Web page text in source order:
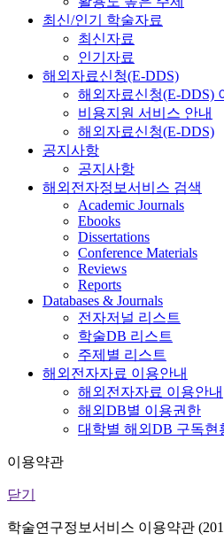
최신/인기 학술자료
최신자료
인기자료
해외자료신청(E-DDS)
해외자료신청(E-DDS)
비용지원 서비스 안내
해외자료신청(E-DDS)
공지사항
공지사항
해외전자정보서비스 검색
Academic Journals
Ebooks
Dissertations
Conference Materials
Reviews
Reports
Databases & Journals
전자저널 리스트
학술DB 리스트
주제별 리스트
해외전자자료 이용안내
해외전자자료 이용안내
해외DB별 이용권한
대학별 해외DB 구독현
이용약관
닫기
학술연구정보서비스 이용약관